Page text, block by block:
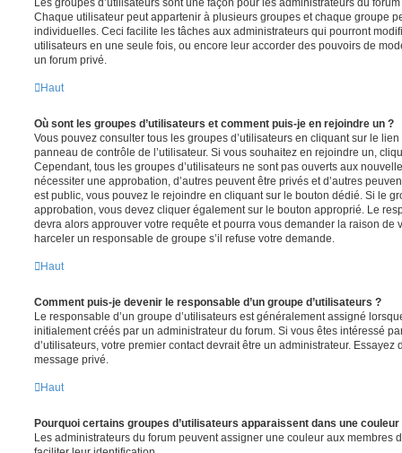
Les groupes d’utilisateurs sont une façon pour les administrateurs du
Chaque utilisateur peut appartenir à plusieurs groupes et chaque groupe
individuelles. Ceci facilite les tâches aux administrateurs qui pourront
utilisateurs en une seule fois, ou encore leur accorder des pouvoirs de
un forum privé.
Haut
Où sont les groupes d’utilisateurs et comment puis-je en rejoindre un ?
Vous pouvez consulter tous les groupes d’utilisateurs en cliquant sur le
panneau de contrôle de l’utilisateur. Si vous souhaitez en rejoindre un,
Cependant, tous les groupes d’utilisateurs ne sont pas ouverts aux
nécessiter une approbation, d’autres peuvent être privés et d’autres
est public, vous pouvez le rejoindre en cliquant sur le bouton dédié. Si le
approbation, vous devez cliquer également sur le bouton approprié. Le
devra alors approuver votre requête et pourra vous demander la raison de
harceler un responsable de groupe s’il refuse votre demande.
Haut
Comment puis-je devenir le responsable d’un groupe d’utilisateurs ?
Le responsable d’un groupe d’utilisateurs est généralement assigné
initialement créés par un administrateur du forum. Si vous êtes intéressé
d’utilisateurs, votre premier contact devrait être un administrateur.
message privé.
Haut
Pourquoi certains groupes d’utilisateurs apparaissent dans une
Les administrateurs du forum peuvent assigner une couleur aux membres